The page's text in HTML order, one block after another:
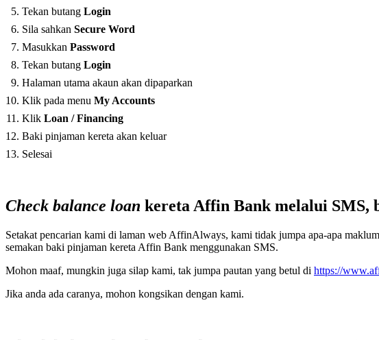
Tekan butang Login
Sila sahkan Secure Word
Masukkan Password
Tekan butang Login
Halaman utama akaun akan dipaparkan
Klik pada menu My Accounts
Klik Loan / Financing
Baki pinjaman kereta akan keluar
Selesai
Check balance loan kereta Affin Bank melalui SMS,
Setakat pencarian kami di laman web AffinAlways, kami tidak jumpa apa-apa
semakan baki pinjaman kereta Affin Bank menggunakan SMS.
Mohon maaf, mungkin juga silap kami, tak jumpa pautan yang betul di https://
Jika anda ada caranya, mohon kongsikan dengan kami.